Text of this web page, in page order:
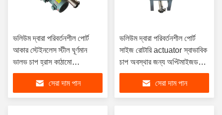
ভলিউম দ্বারা পরিবর্তনশীল পোর্ট
আকার স্টেইনলেস স্টীল ঘূর্ণমান
ভালভ চাপ হ্রাস কাঠামো
বৈশিষ্ট্যযুক্ত শস্য পরিবহন ব্যবহৃত
সেরা দাম পান
ভলিউম দ্বারা পরিবর্তনশীল পোর্ট
সাইজ রোটারি actuator স্বাভাবিক
চাপ অবস্থার জন্য অপ্টিমাইজড
মসৃণ ঘূর্ণন নিয়ন্ত্রণ সক্ষম
সেরা দাম পান